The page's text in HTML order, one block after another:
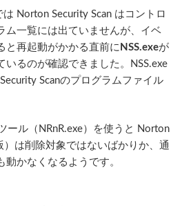
Norton Security Scan はコントロ
ム一覧には出ていませんが、イベ
と再起動がかかる直前に NSS.exeが
いるのが確認できました。NSS.exe
Scanのプログラムファイル
ル（NRnR.exe）を使うと Norton
）は削除対象ではないばかりか、通
かなくなるようです。